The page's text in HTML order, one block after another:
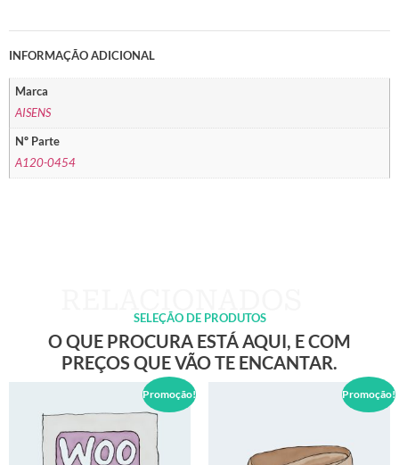
INFORMAÇÃO ADICIONAL
Marca
AISENS
Nº Parte
A120-0454
SELEÇÃO DE PRODUTOS
O QUE PROCURA ESTÁ AQUI, E COM
PREÇOS QUE VÃO TE ENCANTAR.
Promoção! Promoção!